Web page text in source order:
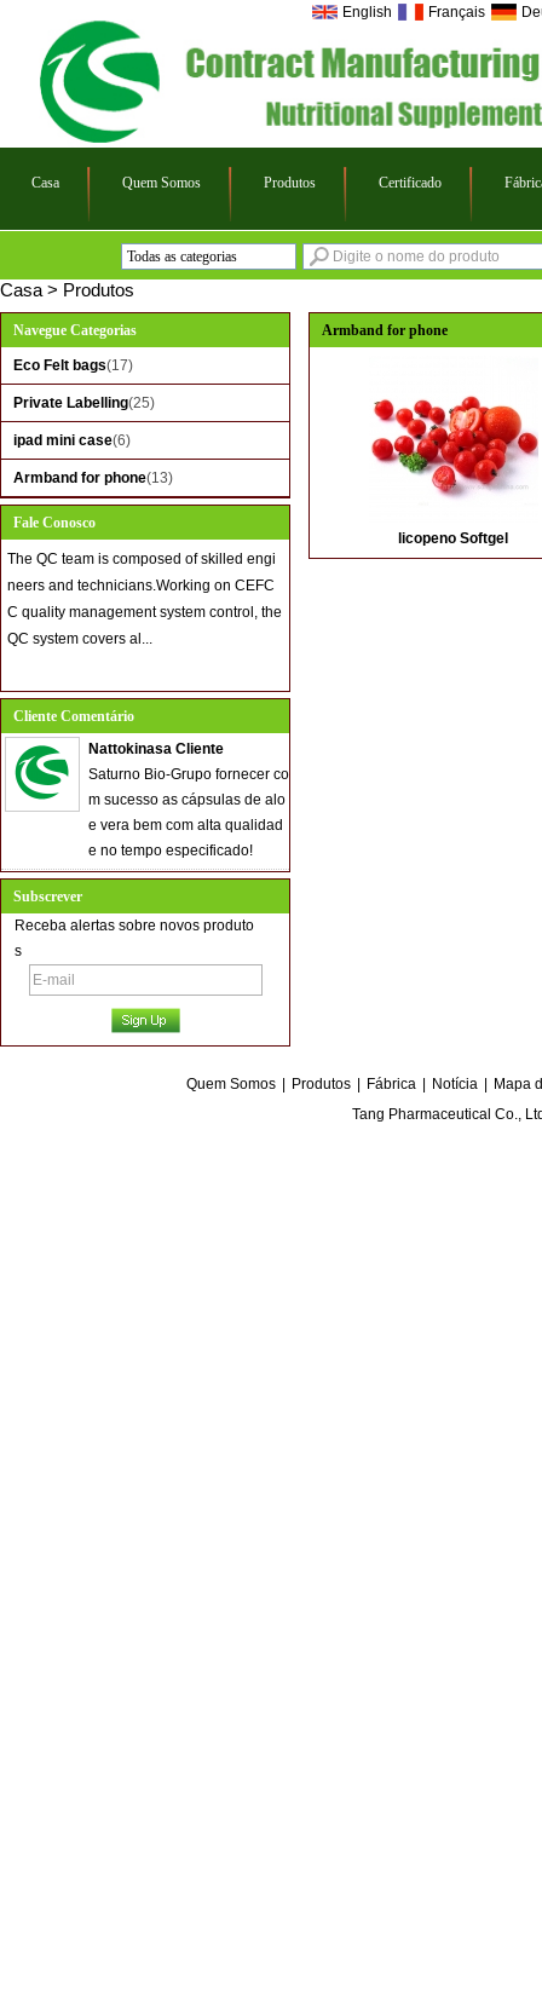
English Français
Casa Quem Somos Produtos Certificado
Todas as categorias
Eco Felt bags
Private Labelling
ipad mini case
Armband for phone
Casa > Produtos
Navegue Categorias
Eco Felt bags(17)
Private Labelling(25)
ipad mini case(6)
Armband for phone(13)
Fale Conosco
The QC team is composed of skilled engi
neers and technicians.Working on CEFC
C quality management system control, the
QC system covers al...
Cliente Comentário
Nattokinasa Cliente
Saturno Bio-Grupo fornecer co
m sucesso as cápsulas de alo
e vera bem com alta qualidad
e no tempo especificado!
Subscrever
Receba alertas sobre novos produto
s
Armband for phone
licopeno Softgel
Quem Somos Produtos Fábrica Notícia
Mapa
Tang Pharmaceutical Co.,